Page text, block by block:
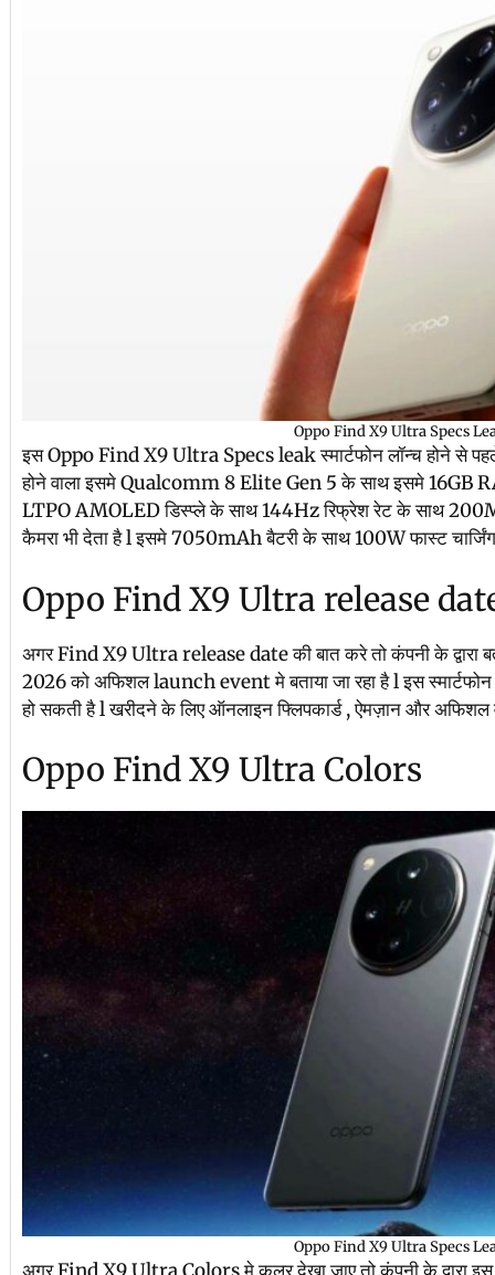
Oppo Find X9 Ultra Specs
इस Oppo Find X9 Ultra Specs leak स्मार्टफोन लॉन्च होने से पहले
होने वाला इसमे Qualcomm 8 Elite Gen 5 के साथ इसमे 16GB
LTPO AMOLED डिस्प्ले के साथ 144Hz रिफ्रेश रेट के साथ
कैमरा भी देता है l इसमे 7050mAh बैटरी के साथ 100W फास्ट
Oppo Find X9 Ultra release
अगर Find X9 Ultra release date की बात करे तो कंपनी के द्वारा
2026 को अफिशल launch event मे बताया जा रहा है l इस स्मार्टफोन
हो सकती है l खरीदने के लिए ऑनलाइन फ्लिपकार्ड , ऐमज़ान और
Oppo Find X9 Ultra Colors
Oppo Find X9 Ultra Specs